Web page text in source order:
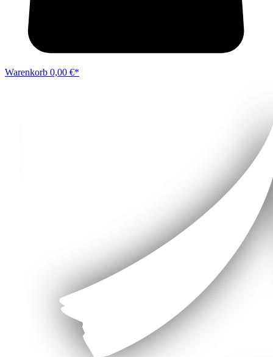
Warenkorb 0,00 €*